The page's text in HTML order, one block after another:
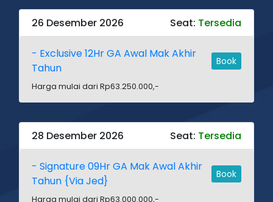
26 Desember 2026 Seat: Tersedia
- Exclusive 12Hr GA Awal Mak Akhir
Tahun
Book
Harga mulai dari Rp63.250.000,-
28 Desember 2026 Seat: Tersedia
- Signature 09Hr GA Mak Awal Akhir
Tahun {Via Jed}
Book
Harga mulai dari Rp63.000.000,-